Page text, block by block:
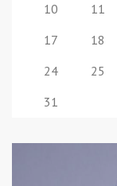
10
11
17
18
24
25
31